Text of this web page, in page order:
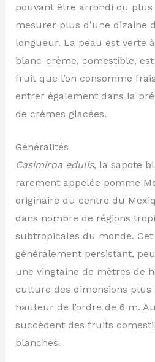
pouvant être arrondi ou
mesurer plus d’une dizaine
longueur. La peau est verte
blanc-crème, comestible, est
fruit que l’on consomme
entrer également dans la
de crèmes glacées.
Généralités
Casimiroa edulis, la sapote
rarement appelée pomme
originaire du centre du
dans nombre de régions
subtropicales du monde.
généralement persistant,
une vingtaine de mètres de
culture des dimensions plus
hauteur de l’ordre de 6 m.
succèdent des fruits
blanches.